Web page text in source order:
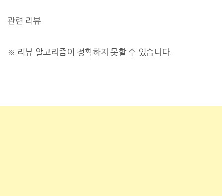
관련 리뷰
※ 리뷰 알고리즘이 정확하지 못할 수 있습니다.